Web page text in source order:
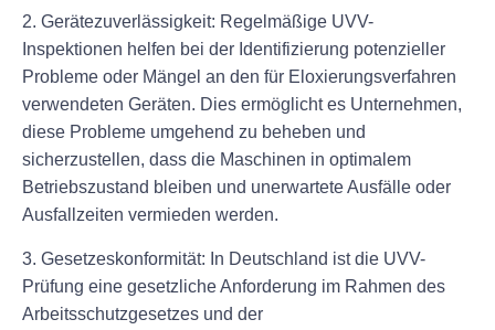
2. Gerätezuverlässigkeit: Regelmäßige UVV-
Inspektionen helfen bei der Identifizierung potenzieller
Probleme oder Mängel an den für Eloxierungsverfahren
verwendeten Geräten. Dies ermöglicht es Unternehmen,
diese Probleme umgehend zu beheben und
sicherzustellen, dass die Maschinen in optimalem
Betriebszustand bleiben und unerwartete Ausfälle oder
Ausfallzeiten vermieden werden.
3. Gesetzeskonformität: In Deutschland ist die UVV-
Prüfung eine gesetzliche Anforderung im Rahmen des
Arbeitsschutzgesetzes und der